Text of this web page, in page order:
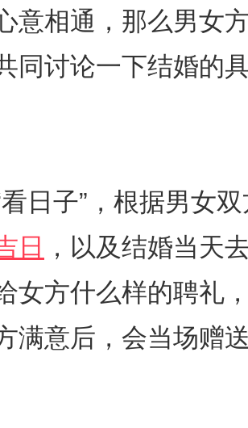
意相通，那么男女
同讨论一下结婚的
日子”，根据男女
日
，以及结婚当天
女方什么样的聘礼
满意后，会当场赠